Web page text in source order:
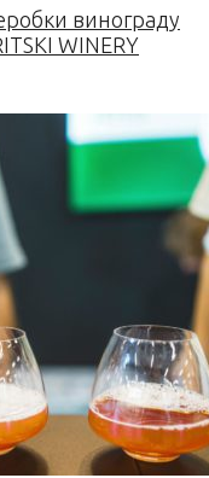
винограду
WINERY